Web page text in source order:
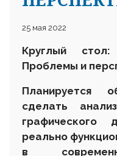
25 мая 2022
Круглый стол:
Проблемы и
Планируется
сделать
реально
в